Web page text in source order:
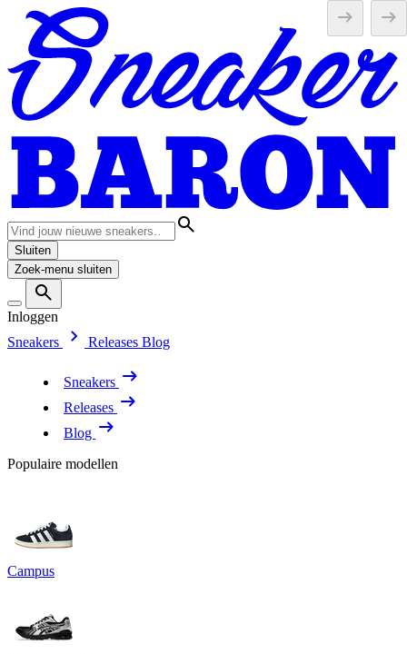
Sluiten
Zoek-menu sluiten
Inloggen
Sneakers
Releases Blog
Sneakers
Releases
Blog
Populaire modellen
Campus